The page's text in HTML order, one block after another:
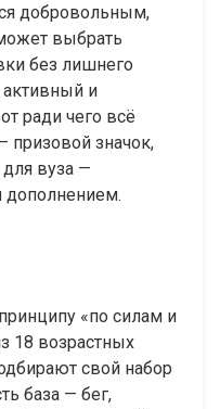
добровольным,
выбрать
без лишнего
и
ради чего всё
призовой значок,
вуза —
дополнением.
«по силам и
18 возрастных
свой набор
база — бег,